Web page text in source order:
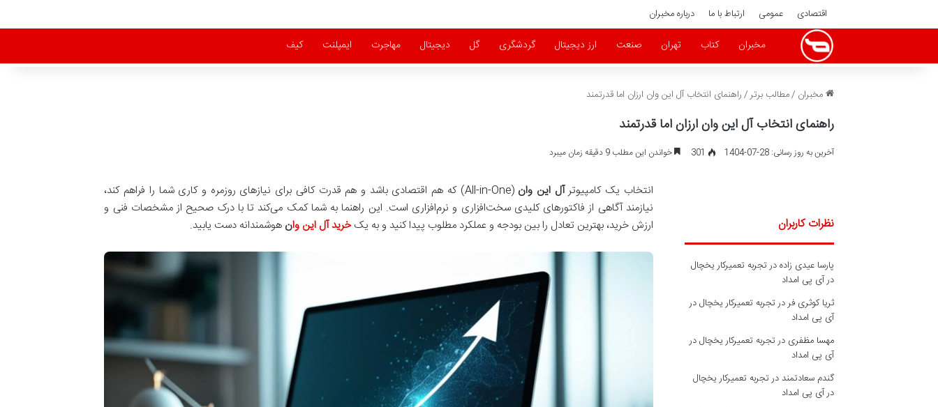
اقتصادی عمومی ارتباط با ما درباره مخبران
مخبران کتاب تهران صنعت ارز دیجیتال گردشگری گل دیجیتال مهاجرت ایمپلنت کیف
مخبران /مطالب برتر/راهنمای انتخاب آل این وان ارزان اما قدرتمند
راهنمای انتخاب آل این وان ارزان اما قدرتمند
آخرین به روز رسانی: 28-07-1404 301 خواندن این مطلب 9 دقیقه زمان میبرد
انتخاب یک کامپیوتر آل این وان
(All-in-One) که هم اقتصادی باشد و هم قدرت کافی برای نیازهای روزمره و کاری شما را فراهم کند،
نیازمند آگاهی از فاکتورهای کلیدی سخت‌افزاری و نرم‌افزاری است. این راهنما به شما کمک می‌کند تا با درک صحیح از مشخصات فنی و
ارزش خرید، بهترین تعادل را بین بودجه و عملکرد مطلوب پیدا کنید و به یک خرید آل این وان هوشمندانه دست یابید. نظرات کاربران
پارسا عیدی زادهدرتجربه تعمیرکار یخچال
در آی پی امداد
ثریا کوثری فردرتجربه تعمیرکار یخچال در
آی پی امداد
مهسا مظفری درتجربه تعمیرکار یخچال در
آی پی امداد
گندم سعادتمنددرتجربه تعمیرکار یخچال
در آی پی امداد